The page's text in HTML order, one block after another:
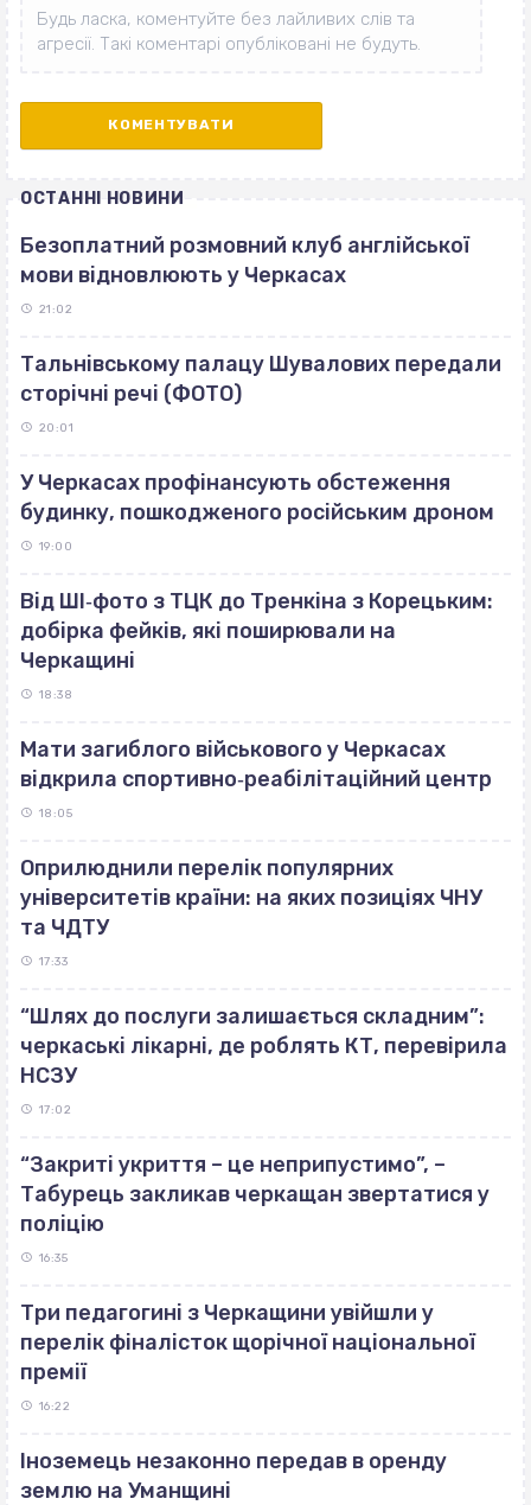
ОСТАННІ НОВИНИ
Безоплатний розмовний клуб англійської
мови відновлюють у Черкасах
21:02
Тальнівському палацу Шувалових передали
сторічні речі (ФОТО)
20:01
У Черкасах профінансують обстеження
будинку, пошкодженого російським дроном
19:00
Від ШІ‐фото з ТЦК до Тренкіна з Корецьким:
добірка фейків, які поширювали на
Черкащині
18:38
Мати загиблого військового у Черкасах
відкрила спортивно‐реабілітаційний центр
18:05
Оприлюднили перелік популярних
університетів країни: на яких позиціях ЧНУ
та ЧДТУ
17:33
“Шлях до послуги залишається складним”:
черкаські лікарні, де роблять КТ, перевірила
НСЗУ
17:02
“Закриті укриття – це неприпустимо”, –
Табурець закликав черкащан звертатися у
поліцію
16:35
Три педагогині з Черкащини увійшли у
перелік фіналісток щорічної національної
премії
16:22
Іноземець незаконно передав в оренду
землю на Уманщині